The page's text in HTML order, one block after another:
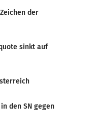
der
sinkt auf
den SN gegen